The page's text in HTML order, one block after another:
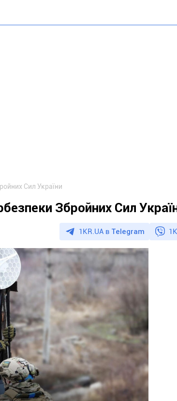
Сил України
Збройних Сил
1KR.UA в Telegram